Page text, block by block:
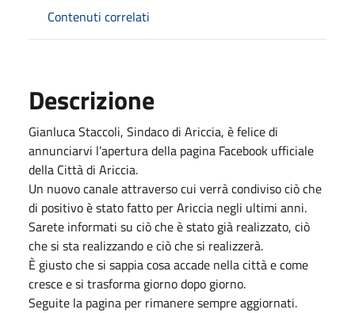
Contenuti correlati
Descrizione
Gianluca Staccoli, Sindaco di Ariccia, è felice di
annunciarvi l’apertura della pagina Facebook ufficiale
della Città di Ariccia.
Un nuovo canale attraverso cui verrà condiviso ciò che
di positivo è stato fatto per Ariccia negli ultimi anni.
Sarete informati su ciò che è stato già realizzato, ciò
che si sta realizzando e ciò che si realizzerà.
È giusto che si sappia cosa accade nella città e come
cresce e si trasforma giorno dopo giorno.
Seguite la pagina per rimanere sempre aggiornati.